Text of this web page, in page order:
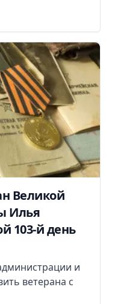
Великой
Илья
103-й день
и
ветерана с